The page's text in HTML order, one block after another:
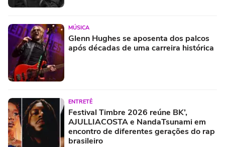
MÚSICA
Glenn Hughes se aposenta dos palcos
após décadas de uma carreira histórica
ENTRETÊ
Festival Timbre 2026 reúne BK’,
AJULLIACOSTA e NandaTsunami em
encontro de diferentes gerações do rap
brasileiro